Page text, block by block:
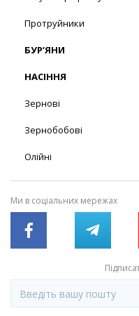
Протруйники
БУР’ЯНИ
НАСІННЯ
Зернові
Зернобобові
Олійні
Ми в соціальних мережах